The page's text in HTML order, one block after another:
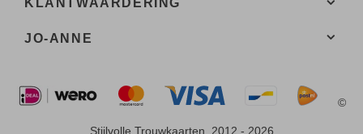
JO-ANNE
©
Stijlvolle Trouwkaarten, 2012 - 2026